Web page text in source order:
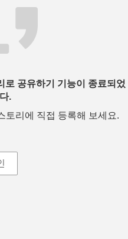
공유하기 기능이 종료되었
.
토리에 직접 등록해 보세요.